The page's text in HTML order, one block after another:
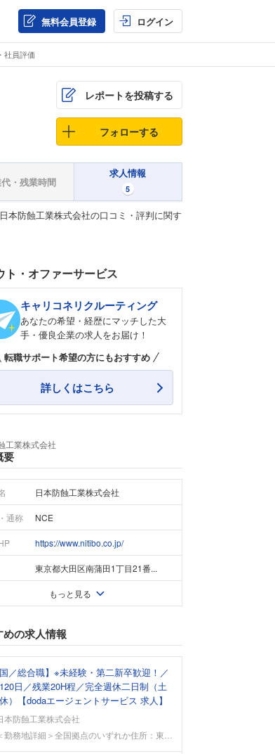
無料会員登録 ログイン
社員評価
レポートを投稿する
フォローする
・残業時間
求人情報
5
本防蝕工業株式会社の口コミ・評判に関す
ト・オファーサービス
キャリコネリクルーティング
あなたの希望・経歴にマッチした大
手・優良企業の求人をお届け！
転職サポート希望の方にもおすすめ
詳しくはこちら
工業株式会社
要
日本防蝕工業株式会社
通称 NCE
https://www.nitibo.co.jp/
東京都大田区南蒲田1丁目21番...
もっと見る
めの求人情報
国／総合職】※未経験・第二新卒歓迎！／
日／残業20H程／完全週休二日制（土
）【dodaエージェントサービス 求人】
本防蝕工業株式会社
勤務地詳細＞全国拠点のいずれか住所：東京都 受動